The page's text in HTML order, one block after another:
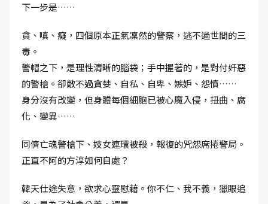
下一步是……
貪、嗔、癡，四個原本正氣凜然的警察，逃不過世間的三
毒。
警帽之下，是理性清晰的腦袋；手中握著的，是對付奸惡
的警槍。卻敵不過貪婪、自私、自卑、嫉妒、怨憤……
身分沒有改變，但身體每個細胞已被心魔入侵，扭曲、腐
化、變異……
同儕亡魂警槍下、妓女連環被殺，報復的咒怨席捲警局。
正直不阿的方淳如何自處？
韓天仕途失意，欲求心靈慰藉。你不仁、我不義，獵眼追